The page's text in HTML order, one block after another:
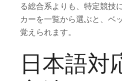
る総合系よりも、特定競技
カーを一覧から選ぶと、ベ
覚えられます。
日本語対